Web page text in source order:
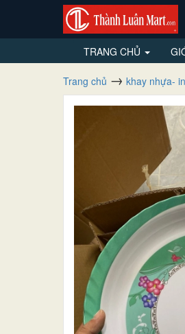
TRANG CHỦ
Trang chủ khay nhựa-